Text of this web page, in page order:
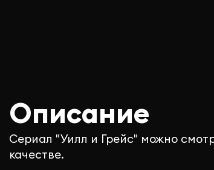
Описание
Сериал "Уилл и Грейс" можно
качестве.